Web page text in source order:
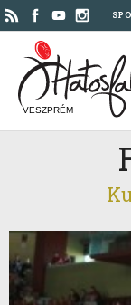
VESZPRÉM